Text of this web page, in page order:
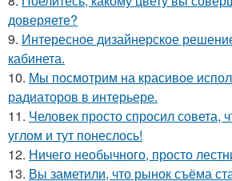
доверяете?
9. Интересное дизайнерское
кабинета.
10. Мы посмотрим на красивое
радиаторов в интерьере.
11. Человек просто спросил совета,
углом и тут понеслось!
12. Ничего необычного, просто
13. Вы заметили, что рынок съёма